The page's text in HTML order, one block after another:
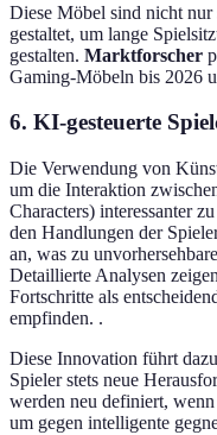
Diese Möbel sind nicht nur
gestaltet, um lange
gestalten. Marktforscher
Gaming-Möbeln bis 2026
6. KI-gesteuerte
Die Verwendung von
um die Interaktion
Characters) interessanter
den Handlungen der
an, was zu
Detaillierte Analysen
Fortschritte als
empfinden. .
Diese Innovation führt
Spieler stets neue
werden neu definiert, wenn
um gegen intelligente